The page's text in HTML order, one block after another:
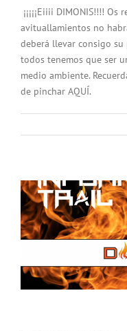
¡¡¡¡¡Eiiii DIMONIS!!!!
avituallamientos no
deberá llevar consigo
todos tenemos que ser
medio ambiente.
de pinchar AQUÍ.